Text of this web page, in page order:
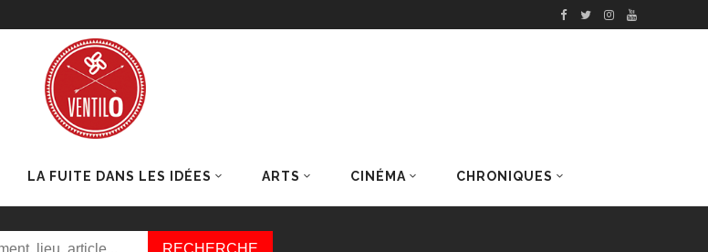
LA FUITE DANS LES IDÉES ARTS CINÉMA CHRONIQUES